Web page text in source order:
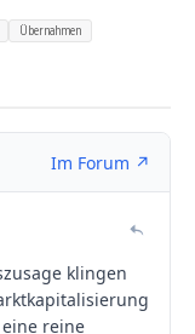
Übernahmen